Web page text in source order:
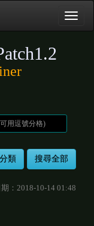
：2018-10-14 01:48